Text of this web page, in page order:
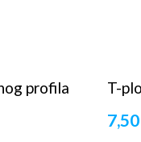
profila T-
7,50